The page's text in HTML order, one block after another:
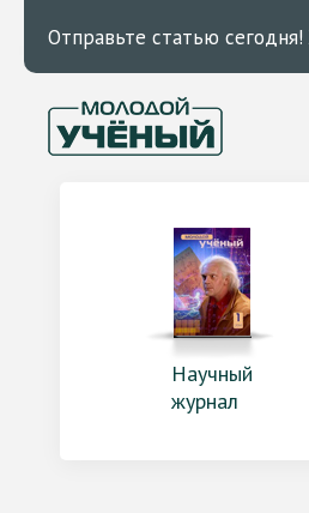
Отправьте статью сегодня!
Научный
журнал